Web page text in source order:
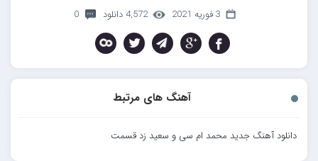
3 فوریه 2021 4,572 دانلود 0
آهنگ های مرتبط
دانلود آهنگ جدید محمد ام سی و سعید زد قسمت